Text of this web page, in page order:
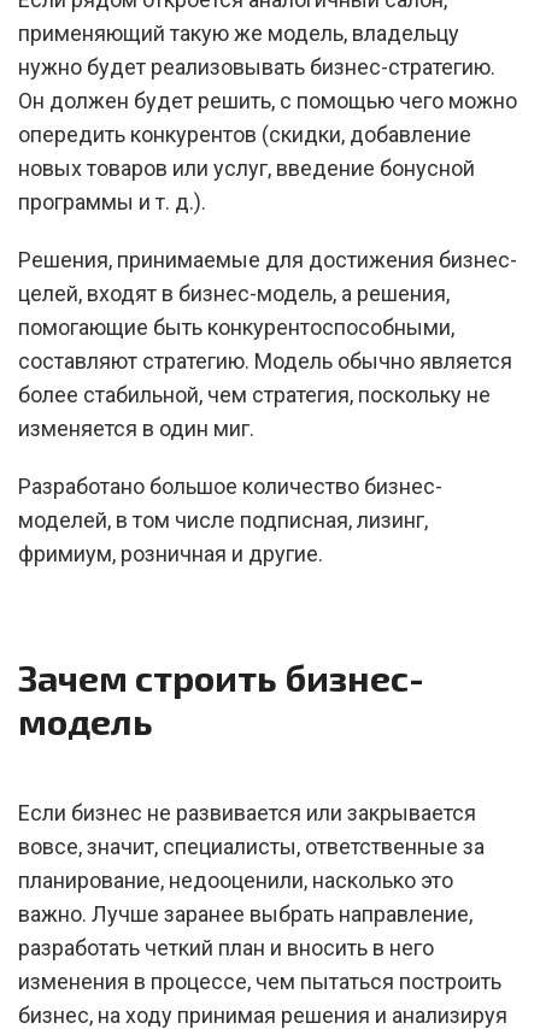
применяющий такую же модель, владельцу
нужно будет реализовывать бизнес-стратегию.
Он должен будет решить, с помощью чего можно
опередить конкурентов (скидки, добавление
новых товаров или услуг, введение бонусной
программы и т. д.).
Решения, принимаемые для достижения бизнес-
целей, входят в бизнес-модель, а решения,
помогающие быть конкурентоспособными,
составляют стратегию. Модель обычно является
более стабильной, чем стратегия, поскольку не
изменяется в один миг.
Разработано большое количество бизнес-
моделей, в том числе подписная, лизинг,
фримиум, розничная и другие.
Зачем строить бизнес-
модель
Если бизнес не развивается или закрывается
вовсе, значит, специалисты, ответственные за
планирование, недооценили, насколько это
важно. Лучше заранее выбрать направление,
разработать четкий план и вносить в него
изменения в процессе, чем пытаться построить
бизнес, на ходу принимая решения и анализируя